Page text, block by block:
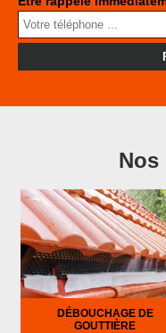
Nos
DÉBOUCHAGE DE
GOUTTIÈRE